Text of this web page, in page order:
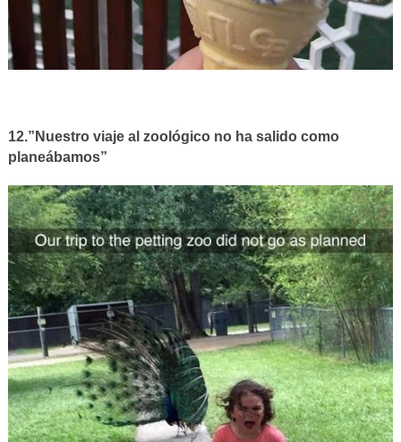
12.”Nuestro viaje al zoológico no ha salido como
planeábamos”